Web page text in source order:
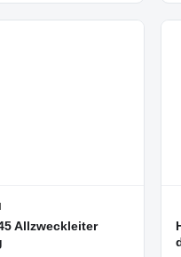
Allzweckleiter